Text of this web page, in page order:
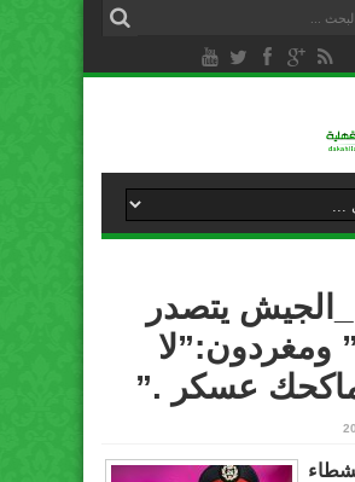
يتصدر
ومغردون:”لا
ماكحك عسكر .”